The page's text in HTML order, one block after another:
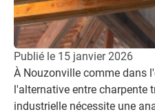
Publié le 15 janvier 2026
À Nouzonville comme dans
l'alternative entre charpente
industrielle nécessite une